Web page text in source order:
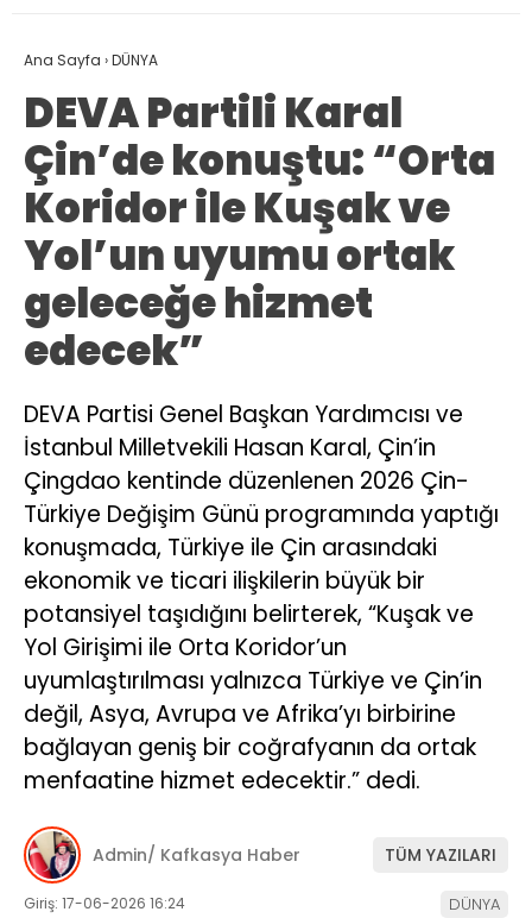
Ana Sayfa ›DÜNYA
DEVA Partili Karal
Çin’de konuştu: “Orta
Koridor ile Kuşak ve
Yol’un uyumu ortak
geleceğe hizmet
edecek”
DEVA Partisi Genel Başkan Yardımcısı ve
İstanbul Milletvekili Hasan Karal, Çin’in
Çingdao kentinde düzenlenen 2026 Çin-
Türkiye Değişim Günü programında yaptığı
konuşmada, Türkiye ile Çin arasındaki
ekonomik ve ticari ilişkilerin büyük bir
potansiyel taşıdığını belirterek, “Kuşak ve
Yol Girişimi ile Orta Koridor’un
uyumlaştırılması yalnızca Türkiye ve Çin’in
değil, Asya, Avrupa ve Afrika’yı birbirine
bağlayan geniş bir coğrafyanın da ortak
menfaatine hizmet edecektir.” dedi.
Admin/ Kafkasya Haber TÜM YAZILARI
Giriş: 17-06-2026 16:24 DÜNYA